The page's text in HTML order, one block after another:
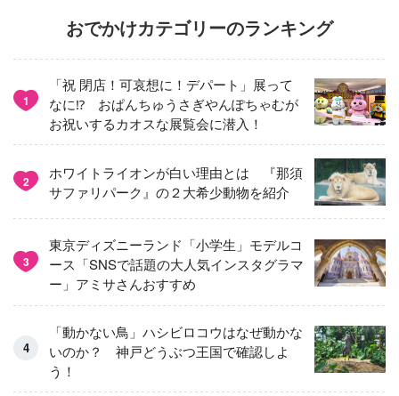
おでかけカテゴリーのランキング
1
「祝 閉店！可哀想に！デパート」展って
なに⁉︎ おぱんちゅうさぎやんぽちゃむが
お祝いするカオスな展覧会に潜入！
2
ホワイトライオンが白い理由とは 『那須
サファリパーク』の２大希少動物を紹介
3
東京ディズニーランド「小学生」モデルコ
ース「SNSで話題の大人気インスタグラマ
ー」アミサさんおすすめ
「動かない鳥」ハシビロコウはなぜ動かな
いのか？ 神戸どうぶつ王国で確認しよ
う！